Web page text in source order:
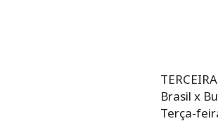
Brasil x
Terça-